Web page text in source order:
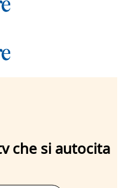
che si autocita